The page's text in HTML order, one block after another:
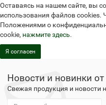
Оставаясь на нашем сайте, вы
использования файлов
Положениями о
cookie, нажмите здесь.
Я согласен
Новости и новинки от
Свежая продукция и новости